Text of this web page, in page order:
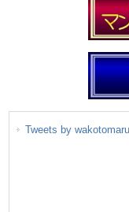
Tweets by wakotomaru